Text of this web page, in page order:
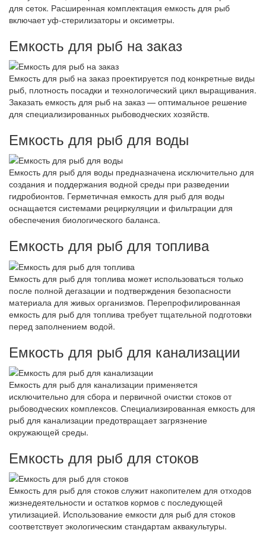
для сеток. Расширенная комплектация емкость для рыб
включает уф-стерилизаторы и оксиметры.
Емкость для рыб на заказ
Емкость для рыб на заказ проектируется под конкретные виды
рыб, плотность посадки и технологический цикл выращивания.
Заказать емкость для рыб на заказ — оптимальное решение
для специализированных рыбоводческих хозяйств.
Емкость для рыб для воды
Емкость для рыб для воды предназначена исключительно для
создания и поддержания водной среды при разведении
гидробионтов. Герметичная емкость для рыб для воды
оснащается системами рециркуляции и фильтрации для
обеспечения биологического баланса.
Емкость для рыб для топлива
Емкость для рыб для топлива может использоваться только
после полной дегазации и подтверждения безопасности
материала для живых организмов. Перепрофилированная
емкость для рыб для топлива требует тщательной подготовки
перед заполнением водой.
Емкость для рыб для канализации
Емкость для рыб для канализации применяется
исключительно для сбора и первичной очистки стоков от
рыбоводческих комплексов. Специализированная емкость для
рыб для канализации предотвращает загрязнение
окружающей среды.
Емкость для рыб для стоков
Емкость для рыб для стоков служит накопителем для отходов
жизнедеятельности и остатков кормов с последующей
утилизацией. Использование емкости для рыб для стоков
соответствует экологическим стандартам аквакультуры.